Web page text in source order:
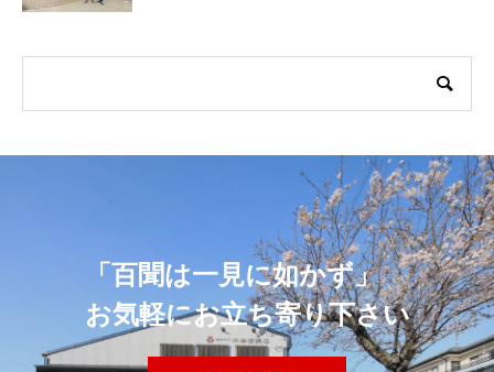
「百聞は一見に如かず」
お気軽にお立ち寄り下さい